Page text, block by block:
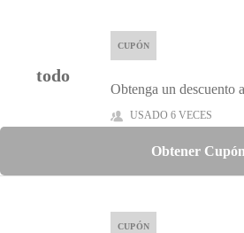
todo
CUPÓN
Obtenga un descuento
USADO 6 VECES
Obtener Cupón
CUPÓN